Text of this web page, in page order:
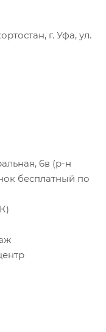
г. Уфа, ул.
6в (р-н
бесплатный по